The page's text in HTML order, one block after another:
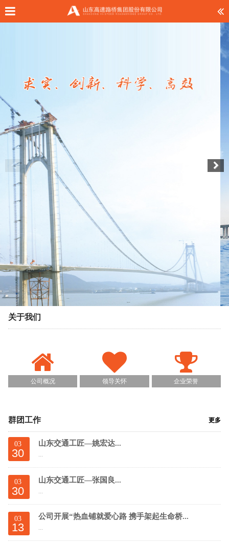
关于我们
公司概况 领导关怀 企业荣誉
群团工作 更多
03
30
山东交通工匠—姚宏达...
...
03
30
山东交通工匠—张国良...
03
13
公司开展“热血铺就爱心路 携手架起生命桥...